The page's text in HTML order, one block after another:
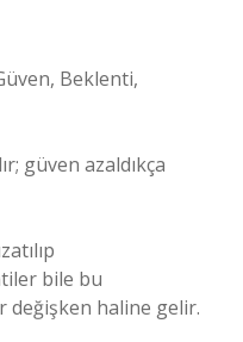
Beklenti,
güven azaldıkça
bile bu
haline gelir.